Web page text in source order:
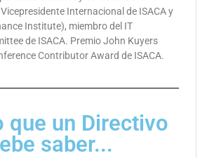
Vicepresidente Internacional de ISACA y
Institute), miembro del IT
de ISACA. Premio John Kuyers
Contributor Award de ISACA.
que un Directivo
saber...